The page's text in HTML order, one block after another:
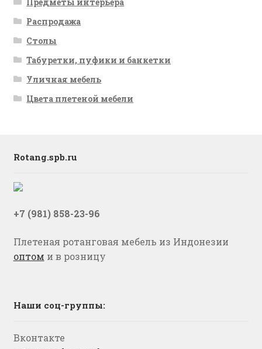
Распродажа
Столы
Табуретки, пуфики и банкетки
Уличная мебель
Цвета плетеной мебели
Rotang.spb.ru
+7 (981) 858-23-96
Плетеная ротанговая мебель из Индонезии
оптом и в розницу
Наши соц-группы:
Вконтакте